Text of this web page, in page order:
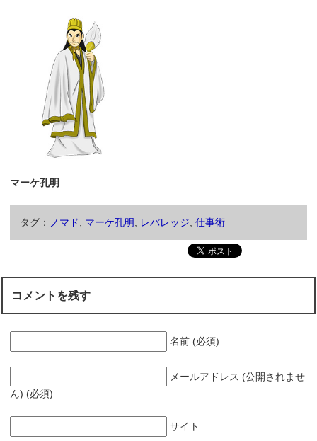
マーケ孔明
タグ： ノマド マーケ孔明 レバレッジ ,仕事術
コメントを残す
名前 (必須)
メールアドレス (公開されませ
ん) (必須)
サイト